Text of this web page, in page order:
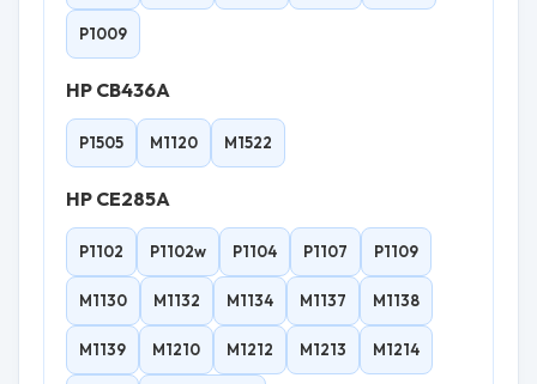
P1009
HP CB436A
P1505 M1120 M1522
HP CE285A
P1102 P1102w P1104 P1107 P1109
M1130 M1132 M1134 M1137 M1138
M1139 M1210 M1212 M1213 M1214